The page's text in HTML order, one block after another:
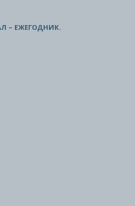
– ЕЖЕГОДНИК.